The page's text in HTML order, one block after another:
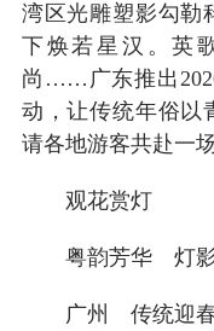
湾区光雕塑影勾勒
下焕若星汉。英
尚……广东推出
动，让传统年俗以
请各地游客共赴一
观花赏灯
粤韵芳华 灯影
广州 传统迎春